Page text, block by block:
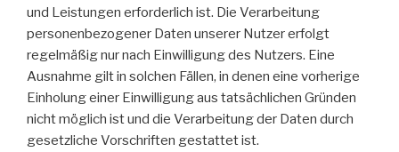
und Leistungen erforderlich ist. Die Verarbeitung
personenbezogener Daten unserer Nutzer erfolgt
regelmäßig nur nach Einwilligung des Nutzers. Eine
Ausnahme gilt in solchen Fällen, in denen eine vorherige
Einholung einer Einwilligung aus tatsächlichen Gründen
nicht möglich ist und die Verarbeitung der Daten durch
gesetzliche Vorschriften gestattet ist.